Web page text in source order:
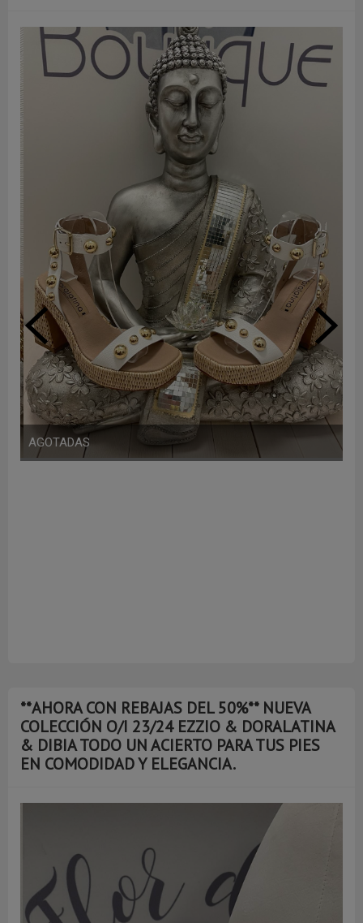
AGOTADAS
**AHORA CON REBAJAS DEL 50%** NUEVA
COLECCIÓN O/I 23/24 EZZIO & DORALATINA
& DIBIA TODO UN ACIERTO PARA TUS PIES
EN COMODIDAD Y ELEGANCIA.